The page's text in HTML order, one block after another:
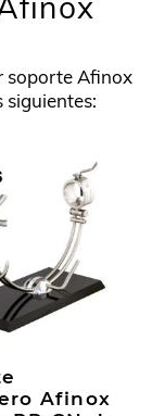
soporte Afinox
siguientes:
Afinox